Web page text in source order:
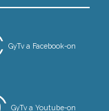
GyTv a Facebook-on
GyTv a Youtube-on